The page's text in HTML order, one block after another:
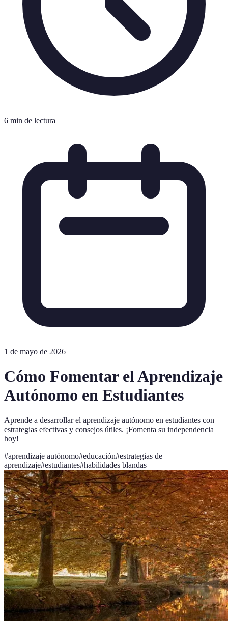
6 min de lectura
1 de mayo de 2026
Cómo Fomentar el Aprendizaje
Autónomo en Estudiantes
Aprende a desarrollar el aprendizaje autónomo en estudiantes con
estrategias efectivas y consejos útiles. ¡Fomenta su independencia
hoy!
#aprendizaje autónomo#educación#estrategias de
aprendizaje#estudiantes#habilidades blandas